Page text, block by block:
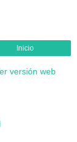
Inicio
versión web